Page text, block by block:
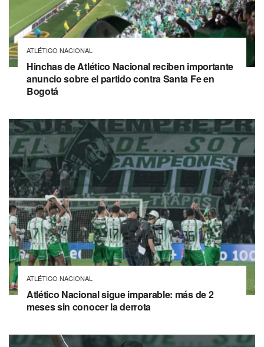
ATLÉTICO NACIONAL
Hinchas de Atlético Nacional reciben importante
anuncio sobre el partido contra Santa Fe en
Bogotá
ATLÉTICO NACIONAL
Atlético Nacional sigue imparable: más de 2
meses sin conocer la derrota